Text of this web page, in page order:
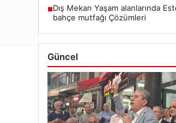
■Dış Mekan Yaşam alanlarında
bahçe mutfağı Çözümleri
Güncel